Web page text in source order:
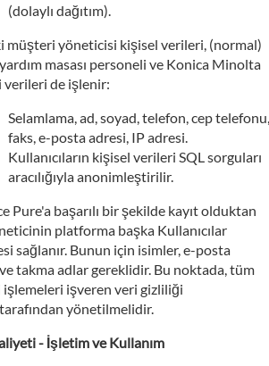
(dolaylı dağıtım).
müşteri yöneticisi kişisel verileri, (normal)
yardım masası personeli ve Konica Minolta
verileri de işlenir:
Selamlama, ad, soyad, telefon, cep telefonu,
faks, e-posta adresi, IP adresi.
Kullanıcıların kişisel verileri SQL sorguları
aracılığıyla anonimleştirilir.
Pure'a başarılı bir şekilde kayıt olduktan
platforma başka Kullanıcılar
sağlanır. Bunun için isimler, e-posta
takma adlar gereklidir. Bu noktada, tüm
işveren veri gizliliği
yönetilmelidir.
- İşletim ve Kullanım